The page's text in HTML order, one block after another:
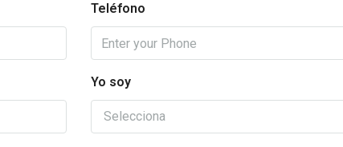
Teléfono
Yo soy
Selecciona